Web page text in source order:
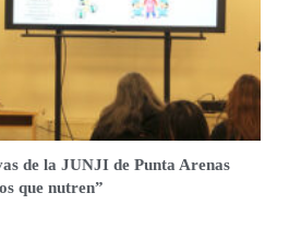
de la JUNJI de Punta Arenas
que nutren”